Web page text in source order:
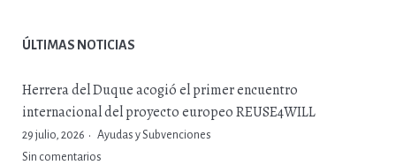
ÚLTIMAS NOTICIAS
Herrera del Duque acogió el primer encuentro
internacional del proyecto europeo REUSE4WILL
29 julio, 2026
Ayudas y Subvenciones
Sin comentarios